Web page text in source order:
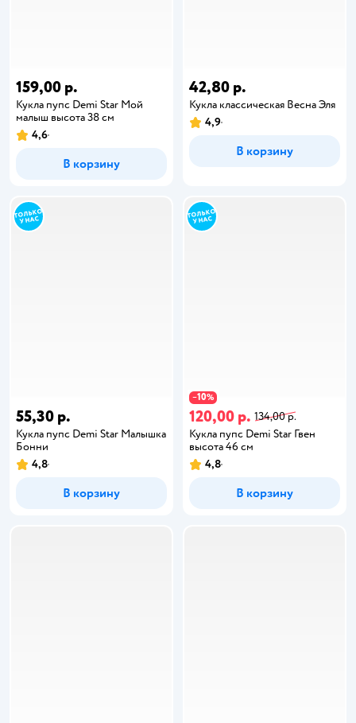
159,00 р.
Кукла пупс Demi Star Мой
малыш высота 38 см
4,6
В корзину
42,80 р.
Кукла классическая Весна Эля
4,9
В корзину
55,30 р.
Кукла пупс Demi Star Малышка
Бонни
4,8
В корзину
−10%
120,00 р. 134,00 р.
Кукла пупс Demi Star Гвен
высота 46 см
4,8
В корзину